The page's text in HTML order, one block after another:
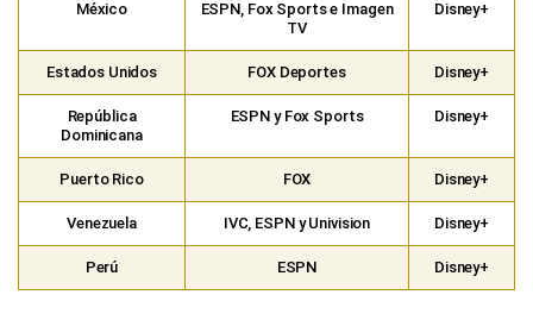
México
ESPN, Fox Sports e Imagen
TV
Disney+
Estados Unidos FOX Deportes Disney+
República
Dominicana
ESPN y Fox Sports Disney+
Puerto Rico FOX Disney+
Venezuela IVC, ESPN y Univision Disney+
Perú ESPN Disney+